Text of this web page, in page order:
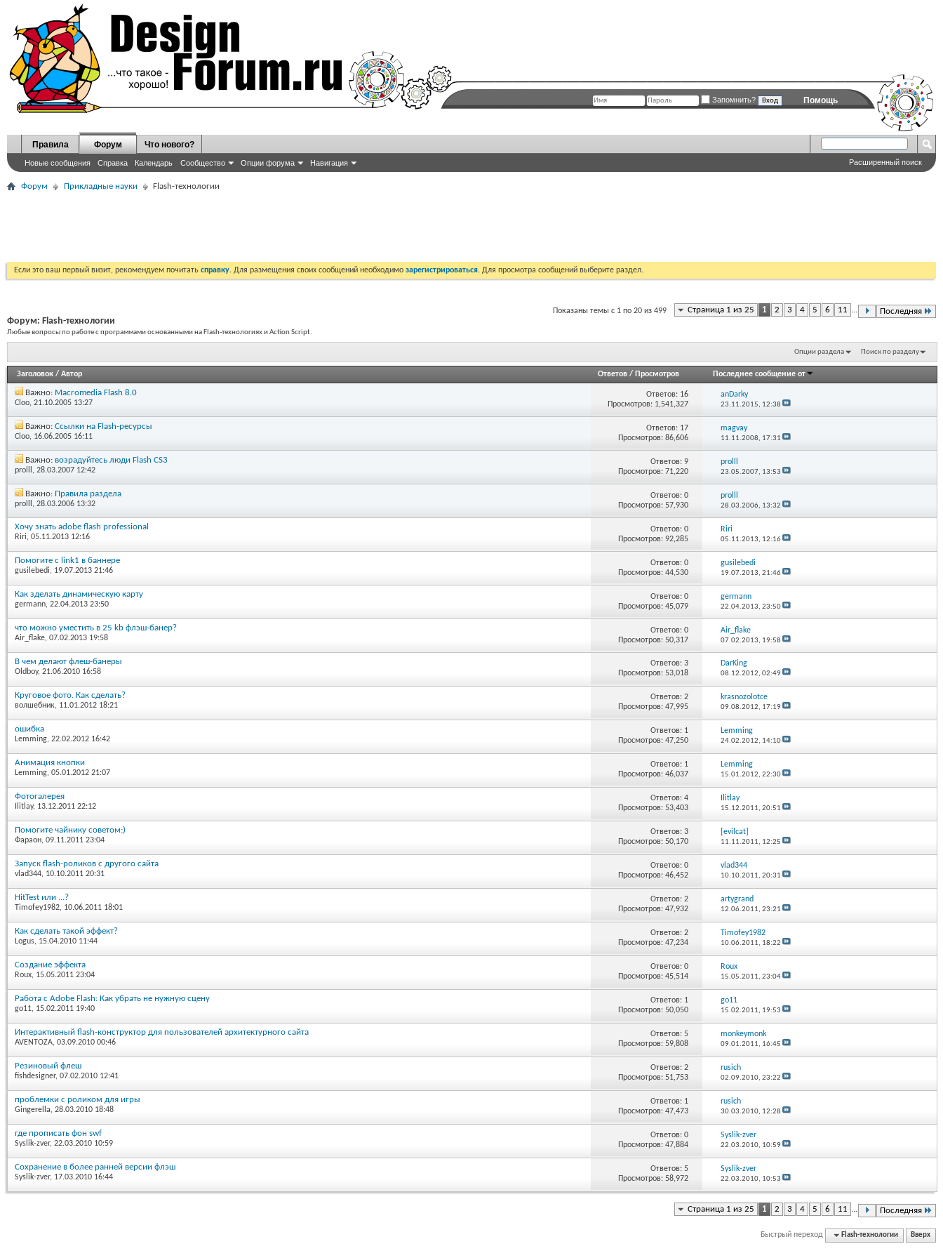
Помощь
Запомнить?
Правила Форум
Новые сообщения Справка Календарь Сообщество Опции форума Навигация
Что нового?
Расширенный поиск
Форум Прикладные науки Flash-технологии
Если это ваш первый визит, рекомендуем почитать справку. Для размещения своих сообщений необходимо зарегистрироваться. Для просмотра сообщений выберите раздел.
Страница 1 из 25 1 2 3 4 5 6 11 ... Последняя
Показаны темы с 1 по 20 из 499
Форум: Flash-технологии
Любые вопросы по работе с программами основанными на Flash-технологиях и Action Script.
Опции раздела Поиск по разделу
Заголовок / Автор Ответов / Просмотров Последнее сообщение от
Важно: Macromedia Flash 8.0
Cloo, 21.10.2005 13:27
Ответов: 16
Просмотров: 1,541,327
anDarky
23.11.2015, 12:38
Важно: Ссылки на Flash-ресурсы
Cloo, 16.06.2005 16:11
Ответов: 17
Просмотров: 86,606
magvay
11.11.2008, 17:31
Важно: возрадуйтесь люди Flash CS3
prolll , 28.03.2007 12:42
Ответов: 9
Просмотров: 71,220
prolll
23.05.2007, 13:53
Важно: Правила раздела
prolll , 28.03.2006 13:32
Ответов: 0
Просмотров: 57,930
prolll
28.03.2006, 13:32
Хочу знать adobe flash professional
Riri, 05.11.2013 12:16
Ответов: 0
Просмотров: 92,285
Riri
05.11.2013, 12:16
Помогите с link1 в баннере
gusilebedi, 19.07.2013 21:46
Ответов: 0
Просмотров: 44,530
gusilebedi
19.07.2013,21:46
Как зделать динамическую карту
germann, 22.04.2013 23:50
Ответов: 0
Просмотров: 45,079
germann
22.04.2013,23:50
что можно уместить в 25 kb флэш-банер?
Air_flake, 07.02.2013 19:58
Ответов: 0
Просмотров: 50,317
Air_flake
07.02.2013, 19:58
В чем делают флеш-банеры
Oldboy, 21.06.2010 16:58
Ответов: 3
Просмотров: 53,018
DarKing
08.12.2012,02:49
Круговое фото. Как сделать?
волшебник, 11.01.2012 18:21
Ответов: 2
Просмотров: 47,995
krasnozolotce
09.08.2012, 17:19
ошибка
Lemming, 22.02.2012 16:42
Ответов: 1
Просмотров: 47,250
Lemming
24.02.2012, 14:10
Анимация кнопки
Lemming, 05.01.2012 21:07
Ответов: 1
Просмотров: 46,037
Lemming
15.01.2012,22:30
Фотогалерея
Ilitlay, 13.12.2011 22:12
Ответов: 4
Просмотров: 53,403
Ilitlay
15.12.2011,20:51
Помогите чайнику советом:)
Фараон, 09.11.2011 23:04
Ответов: 3
Просмотров: 50,170
[evilcat]
11.11.2011, 12:25
Запуск flash-роликов с другого сайта
vlad344, 10.10.2011 20:31
Ответов: 0
Просмотров: 46,452
vlad344
10.10.2011,20:31
HitTest или ...?
Timofey1982, 10.06.2011 18:01
Ответов: 2
Просмотров: 47,932
artygrand
12.06.2011,23:21
Как сделать такой эффект?
Logus, 15.04.2010 11:44
Ответов: 2
Просмотров: 47,234
Timofey1982
10.06.2011, 18:22
Создание эффекта
Roux, 15.05.2011 23:04
Ответов: 0
Просмотров: 45,514
Roux
15.05.2011,23:04
Работа с Adobe Flash: Как убрать не нужную сцену
go11, 15.02.2011 19:40
Ответов: 1
Просмотров: 50,050
go11
15.02.2011, 19:53
Интерактивный flash-конструктор для пользователей архитектурного сайта
AVENTOZA, 03.09.2010 00:46
Ответов: 5
Просмотров: 59,808
monkeymonk
09.01.2011, 16:45
Резиновый флеш
fishdesigner, 07.02.2010 12:41
Ответов: 2
Просмотров: 51,753
rusich
02.09.2010,23:22
проблемки с роликом для игры
Gingerella, 28.03.2010 18:48
Ответов: 1
Просмотров: 47,473
rusich
30.03.2010, 12:28
где прописать фон swf
Syslik-zver, 22.03.2010 10:59
Ответов: 0
Просмотров: 47,884
Syslik-zver
22.03.2010, 10:59
Сохранение в более ранней версии флэш
Syslik-zver, 17.03.2010 16:44
Ответов: 5
Просмотров: 58,972
Syslik-zver
22.03.2010, 10:53
Страница 1 из 25 1 2 3 4 5 6 11 Последняя
Быстрый переход Flash-технологии Вверх